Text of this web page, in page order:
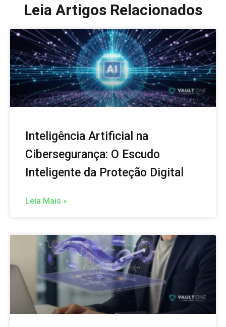
Leia Artigos Relacionados
Inteligência Artificial na
Cibersegurança: O Escudo
Inteligente da Proteção Digital
Leia Mais »